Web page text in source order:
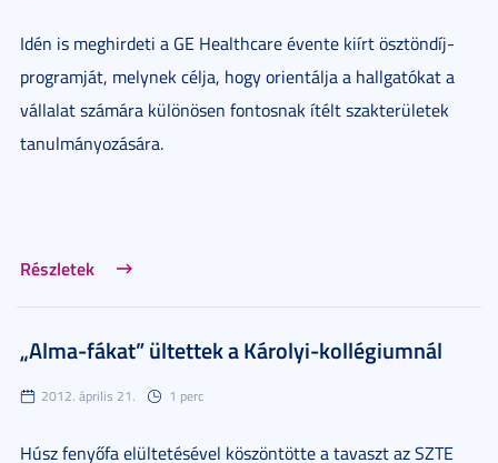
Idén is meghirdeti a GE Healthcare évente kiírt ösztöndíj-
programját, melynek célja, hogy orientálja a hallgatókat a
vállalat számára különösen fontosnak ítélt szakterületek
tanulmányozására.
Részletek
„Alma-fákat” ültettek a Károlyi-kollégiumnál
2012. április 21. 1 perc
Húsz fenyőfa elültetésével köszöntötte a tavaszt az SZTE